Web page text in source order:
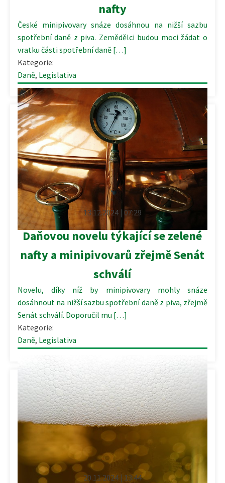
nafty
České minipivovary snáze dosáhnou na nižší sazbu
spotřební daně z piva. Zemědělci budou moci žádat o
vratku části spotřební daně […]
Kategorie:
Daně, Legislativa
13.12.2024 | 07:29
Daňovou novelu týkající se zelené
nafty a minipivovarů zřejmě Senát
schválí
Novelu, díky níž by minipivovary mohly snáze
dosáhnout na nižší sazbu spotřební daně z piva, zřejmě
Senát schválí. Doporučil mu […]
Kategorie:
Daně, Legislativa
20.11.2024 | 13:44